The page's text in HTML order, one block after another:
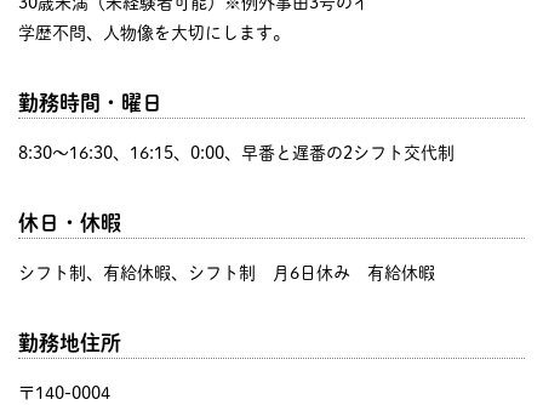
学歴不問、人物像を大切にします。
勤務時間・曜日
8:30〜16:30、16:15、0:00、早番と遅番の2シフト交代制
休日・休暇
シフト制、有給休暇、シフト制 月6日休み 有給休暇
勤務地住所
〒140-0004